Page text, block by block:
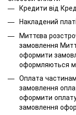
Кредити від
Накладений
Миттєва
замовлення
оформити
оформляються
Оплата
замовлення
оформити
замовлення